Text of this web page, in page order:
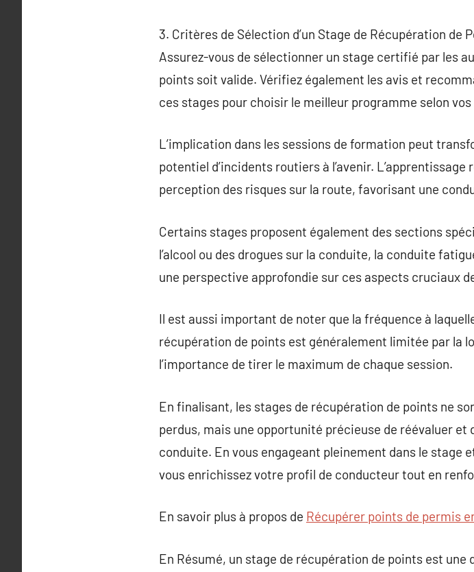
3. Critères de Sélection d’un Stage de Récupération de
Assurez-vous de sélectionner un stage certifié par les
points soit valide. Vérifiez également les avis et
ces stages pour choisir le meilleur programme selon vos
L’implication dans les sessions de formation peut
potentiel d’incidents routiers à l’avenir.
perception des risques sur la route, favorisant une
Certains stages proposent également des sections
l’alcool ou des drogues sur la conduite, la conduite
une perspective approfondie sur ces aspects cruciaux
Il est aussi important de noter que la fréquence à
récupération de points est généralement limitée par la
l’importance de tirer le maximum de chaque session.
En finalisant, les stages de récupération de points ne
perdus, mais une opportunité précieuse de réévaluer
conduite. En vous engageant pleinement dans le stage
vous enrichissez votre profil de conducteur tout en
En savoir plus à propos de Récupérer points de permis
En Résumé, un stage de récupération de points est